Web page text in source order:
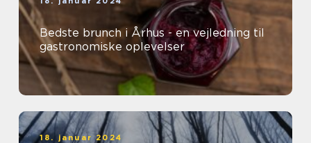
Bedste brunch i Århus - en vejledning til
gastronomiske oplevelser
18. januar 2024